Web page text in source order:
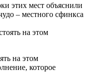
этих мест объяснили
– местного сфинкса
на этом
на этом
которое